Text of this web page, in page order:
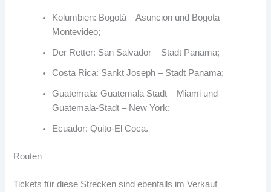
Kolumbien: Bogotá – Asuncion und Bogota –
Montevideo;
Der Retter: San Salvador – Stadt Panama;
Costa Rica: Sankt Joseph – Stadt Panama;
Guatemala: Guatemala Stadt – Miami und
Guatemala-Stadt – New York;
Ecuador: Quito-El Coca.
Routen
Tickets für diese Strecken sind ebenfalls im Verkauf